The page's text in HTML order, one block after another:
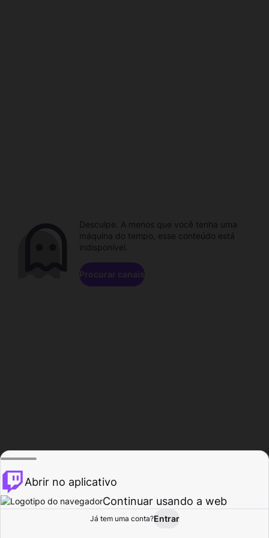
Procurar Atividade
Desculpe. A menos que você tenha uma
máquina do tempo, esse conteúdo está
indisponível.
Procurar canais
Abrir no aplicativo
Continuar usando a web
Já tem uma conta?Entrar